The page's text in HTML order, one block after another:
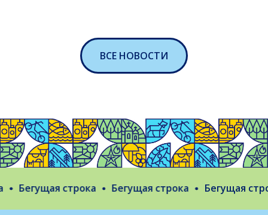
ВСЕ НОВОСТИ
Бегущая строка Бегущая строка Бегущая